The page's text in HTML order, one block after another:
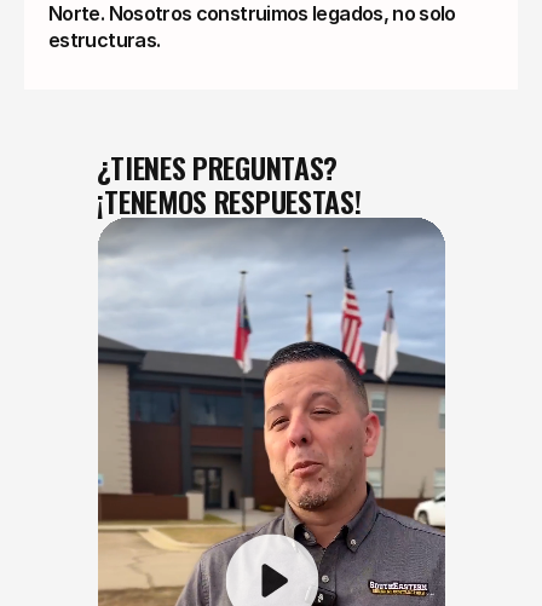
Norte. Nosotros construimos legados, no solo
estructuras.
¿TIENES PREGUNTAS?
¡TENEMOS RESPUESTAS!